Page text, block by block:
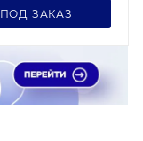
ПОД ЗАКАЗ